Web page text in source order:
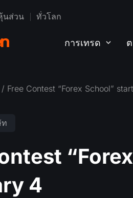
นส่วน ทั่วโลก
การเทรด
/ Free Contest “Forex School”
ท
4